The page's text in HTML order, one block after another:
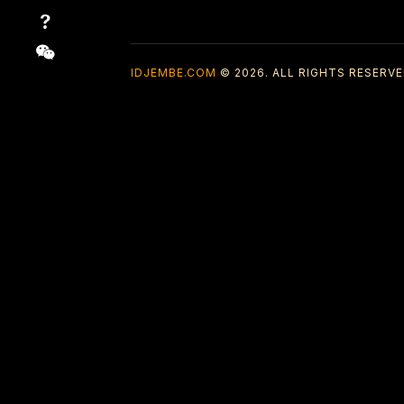
IDJEMBE.COM © 2026. ALL RIGHTS